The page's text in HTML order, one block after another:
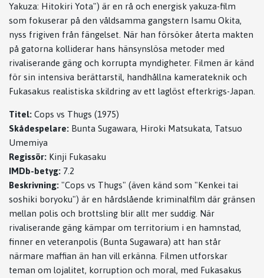
Yakuza: Hitokiri Yota") är en rå och energisk yakuza-film
som fokuserar på den våldsamma gangstern Isamu Okita,
nyss frigiven från fängelset. När han försöker återta makten
på gatorna kolliderar hans hänsynslösa metoder med
rivaliserande gäng och korrupta myndigheter. Filmen är känd
för sin intensiva berättarstil, handhållna kamerateknik och
Fukasakus realistiska skildring av ett laglöst efterkrigs-Japan.
Titel: Cops vs Thugs (1975)
Skådespelare: Bunta Sugawara, Hiroki Matsukata, Tatsuo
Umemiya
Regissör: Kinji Fukasaku
IMDb-betyg: 7.2
Beskrivning: "Cops vs Thugs" (även känd som "Kenkei tai
soshiki boryoku") är en hårdslående kriminalfilm där gränsen
mellan polis och brottsling blir allt mer suddig. När
rivaliserande gäng kämpar om territorium i en hamnstad,
finner en veteranpolis (Bunta Sugawara) att han står
närmare maffian än han vill erkänna. Filmen utforskar
teman om lojalitet, korruption och moral, med Fukasakus